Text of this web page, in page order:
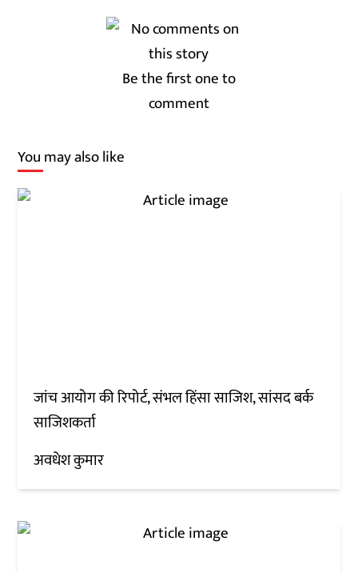
Be the first one to
comment
You may also like
जांच आयोग की रिपोर्ट, संभल हिंसा साजिश, सांसद बर्क
साजिशकर्ता
अवधेश कुमार